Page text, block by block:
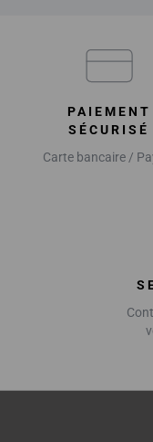
PAIEMENT
SÉCURISÉ
Carte bancaire /